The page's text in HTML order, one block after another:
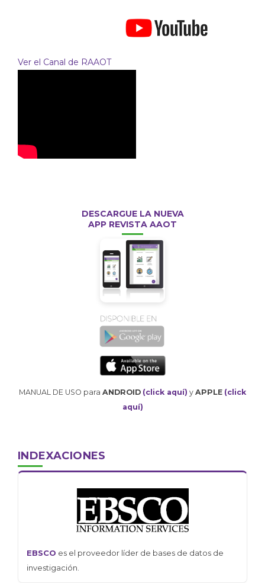
Ver el Canal de RAAOT
DESCARGUE LA NUEVA
APP REVISTA AAOT
MANUAL DE USO para ANDROID (click aquí) y APPLE (click
aquí)
INDEXACIONES
EBSCO es el proveedor líder de bases de datos de
investigación.